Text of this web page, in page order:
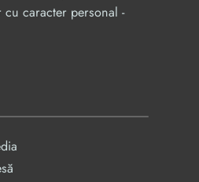
cu caracter personal -